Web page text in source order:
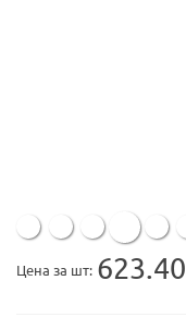
Цена за шт: 623.40